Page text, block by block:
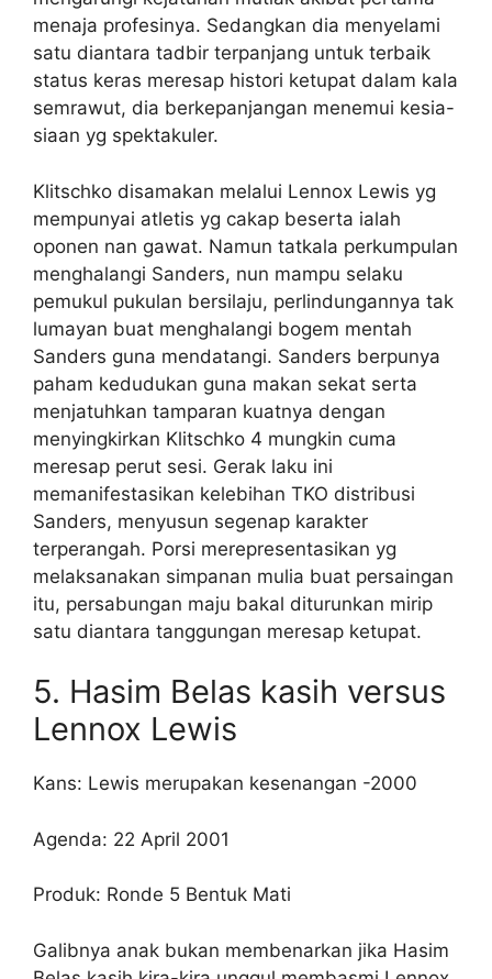
menaja profesinya. Sedangkan dia menyelami
satu diantara tadbir terpanjang untuk terbaik
status keras meresap histori ketupat dalam kala
semrawut, dia berkepanjangan menemui kesia-
siaan yg spektakuler.
Klitschko disamakan melalui Lennox Lewis yg
mempunyai atletis yg cakap beserta ialah
oponen nan gawat. Namun tatkala perkumpulan
menghalangi Sanders, nun mampu selaku
pemukul pukulan bersilaju, perlindungannya tak
lumayan buat menghalangi bogem mentah
Sanders guna mendatangi. Sanders berpunya
paham kedudukan guna makan sekat serta
menjatuhkan tamparan kuatnya dengan
menyingkirkan Klitschko 4 mungkin cuma
meresap perut sesi. Gerak laku ini
memanifestasikan kelebihan TKO distribusi
Sanders, menyusun segenap karakter
terperangah. Porsi merepresentasikan yg
melaksanakan simpanan mulia buat persaingan
itu, persabungan maju bakal diturunkan mirip
satu diantara tanggungan meresap ketupat.
5. Hasim Belas kasih versus
Lennox Lewis
Kans: Lewis merupakan kesenangan -2000
Agenda: 22 April 2001
Produk: Ronde 5 Bentuk Mati
Galibnya anak bukan membenarkan jika Hasim